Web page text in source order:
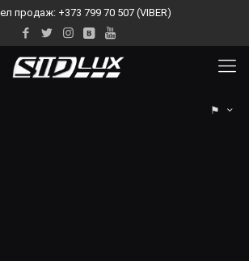
продаж: +373 799 70 507 (VIBER)
⚑